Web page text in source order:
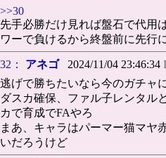
>>30
先手必勝だけ見れば盤石で代用
ワーで負けるから終盤前に先行
32： アネゴ2024/11/04 23:46:34
逃げで勝ちたいなら今のガチャ
ダスカ確保、ファル子レンタル
カで育成でFAやろ
まあ、キャラはパーマー猫マヤ
いだろうけど